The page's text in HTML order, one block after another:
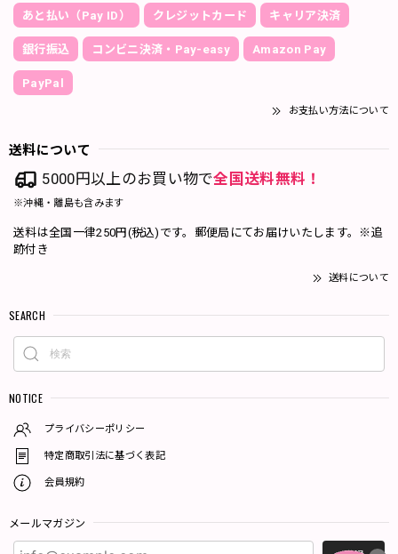
あと払い（Pay ID） クレジットカード キャリア決済
銀行振込 コンビニ決済・Pay-easy Amazon Pay
PayPal
お支払い方法について
送料について
5000円以上のお買い物で全国送料無料！
※沖縄・離島も含みます
送料は全国一律250円(税込)です。郵便局にてお届けいたします。※追
跡付き
送料について
SEARCH
NOTICE
プライバシーポリシー
特定商取引法に基づく表記
会員規約
メールマガジン